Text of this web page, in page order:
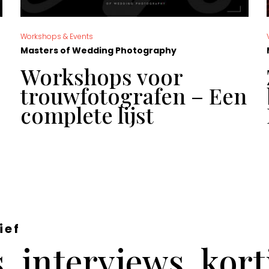
Workshops & Events
Masters of Wedding Photography
Workshops voor
trouwfotografen – Een
complete lijst